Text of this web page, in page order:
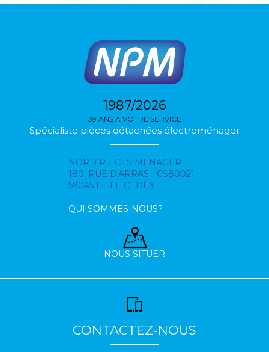
1987/2026
39 ANS À VOTRE SERVICE
Spécialiste pièces détachées électroménager
NORD PIECES MENAGER
180, RUE D'ARRAS - CS80021
59045 LILLE CEDEX
QUI SOMMES-NOUS?
NOUS SITUER
CONTACTEZ-NOUS